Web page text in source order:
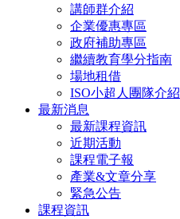
講師群介紹
企業優惠專區
政府補助專區
繼續教育學分指南
場地租借
ISO小超人團隊介紹
最新消息
最新課程資訊
近期活動
課程電子報
產業&文章分享
緊急公告
課程資訊